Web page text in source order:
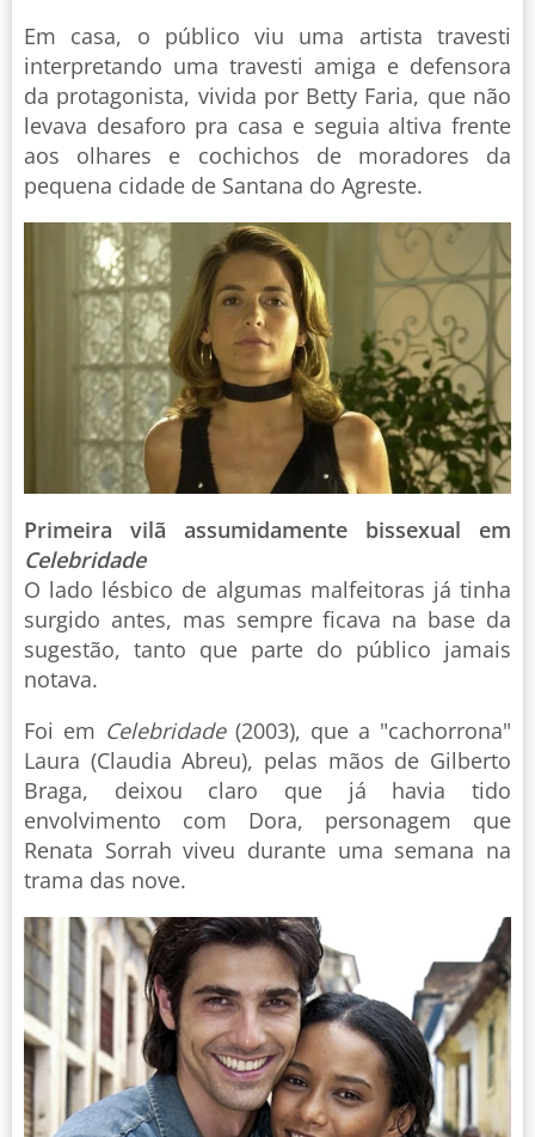
Em casa, o público viu uma artista travesti
interpretando uma travesti amiga e defensora
da protagonista, vivida por Betty Faria, que não
levava desaforo pra casa e seguia altiva frente
aos olhares e cochichos de moradores da
pequena cidade de Santana do Agreste.
Primeira vilã assumidamente bissexual em
Celebridade
O lado lésbico de algumas malfeitoras já tinha
surgido antes, mas sempre ficava na base da
sugestão, tanto que parte do público jamais
notava.
Foi em Celebridade(2003), que a "cachorrona"
Laura (Claudia Abreu), pelas mãos de Gilberto
Braga, deixou claro que já havia tido
envolvimento com Dora, personagem que
Renata Sorrah viveu durante uma semana na
trama das nove.